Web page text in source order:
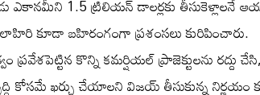
ఎకానమీని 1.5 ట్రిలియన్ డాలర్లకు తీసుకెళ్లాలనే
కూడా బహిరంగంగా ప్రశంసలు కురిపించారు.
ప్రవేశపెట్టిన కొన్ని కమర్షియల్ ప్రాజెక్టులను
కోసమే ఖర్చు చేయాలని విజయ్ తీసుకున్న